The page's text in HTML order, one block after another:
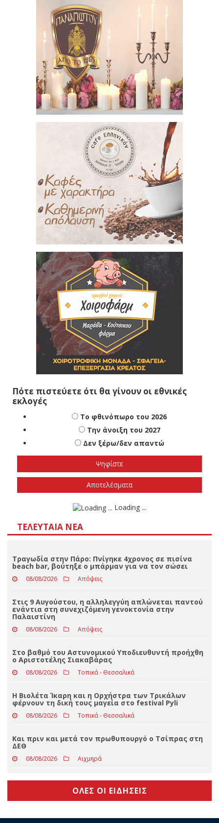
Πότε πιστεύετε ότι θα γίνουν οι εθνικές
εκλογές
Το φθινόπωρο του 2026
Την άνοιξη του 2027
Δεν ξέρω/δεν απαντώ
ΤΕΛΕΥΤΑΊΑ ΝΈΑ
Τραγωδία στην Πάρο: Πνίγηκε 4χρονος σε πισίνα
beach bar, βούτηξε ο μπάρμαν για να τον σώσει
08/08/2026
ενάντια στη συνεχιζόμενη γενοκτονία στην
Παλαιστίνη
08/08/2026 Απόψεις
Στο βαθμό του Αστυνομικού Υποδιευθυντή προήχθη
ο Αριστοτέλης Σιακαβάρας
08/08/2026 Τοπικά - Θεσσαλικά
Η Βιολέτα Ίκαρη και η Ορχήστρα των Τρικάλων
φέρνουν τη δική τους μαγεία στο festival Pyli
08/08/2026 Τοπικά - Θεσσαλικά
Και πριν και μετά τον πρωθυπουργό ο Τσίπρας στη
08/08/2026 Αιχμηρά